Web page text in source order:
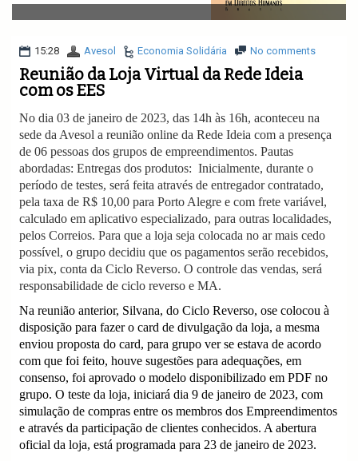
v
i
a
i
15:28 Avesol Economia Solidária No comments
Reunião da Loja Virtual da Rede Ideia
com os EES
No dia 03 de janeiro de 2023, das 14h às 16h, aconteceu na
sede da Avesol a reunião online da Rede Ideia com a presença
de 06 pessoas dos grupos de empreendimentos. Pautas
abordadas: Entregas dos produtos: Inicialmente, durante o
período de testes, será feita através de entregador contratado,
pela taxa de R$ 10,00 para Porto Alegre e com frete variável,
calculado em aplicativo especializado, para outras localidades,
pelos Correios. Para que a loja seja colocada no ar mais cedo
possível, o grupo decidiu que os pagamentos serão recebidos,
via pix, conta da Ciclo Reverso. O controle das vendas, será
responsabilidade de ciclo reverso e MA.
Na reunião anterior, Silvana, do Ciclo Reverso, ose colocou à
disposição para fazer o card de divulgação da loja, a mesma
enviou proposta do card, para grupo ver se estava de acordo
com que foi feito, houve sugestões para adequações, em
consenso, foi aprovado o modelo disponibilizado em PDF no
grupo. O teste da loja, iniciará dia 9 de janeiro de 2023, com
simulação de compras entre os membros dos Empreendimentos
e através da participação de clientes conhecidos. A abertura
oficial da loja, está programada para 23 de janeiro de 2023.